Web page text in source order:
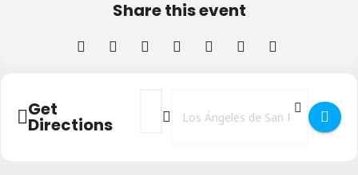
Share this event
Get
Directions
Address - Inscripción Escuela Municipal
Destination Address - Inscripción